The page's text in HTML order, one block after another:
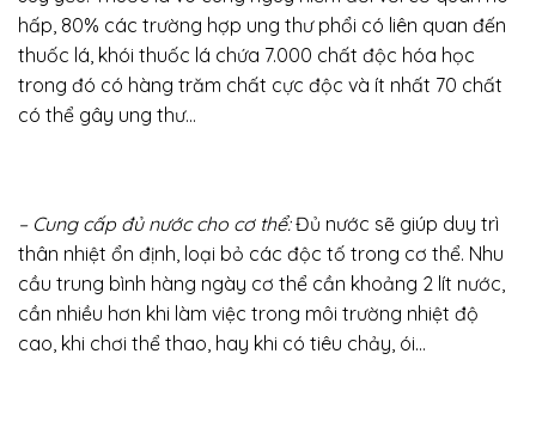
hấp, 80% các trường hợp ung thư phổi có liên quan đến
thuốc lá, khói thuốc lá chứa 7.000 chất độc hóa học
trong đó có hàng trăm chất cực độc và ít nhất 70 chất
có thể gây ung thư…
– Cung cấp đủ nước cho cơ thể:Đủ nước sẽ giúp duy trì
thân nhiệt ổn định, loại bỏ các độc tố trong cơ thể. Nhu
cầu trung bình hàng ngày cơ thể cần khoảng 2 lít nước,
cần nhiều hơn khi làm việc trong môi trường nhiệt độ
cao, khi chơi thể thao, hay khi có tiêu chảy, ói…